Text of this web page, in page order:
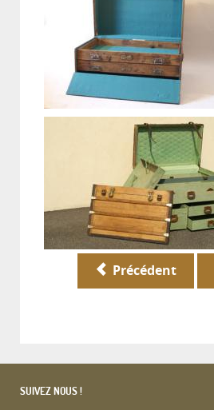
Précédent
SUIVEZ NOUS !